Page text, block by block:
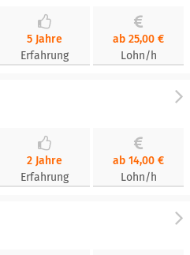
5 Jahre
Erfahrung
ab 25,00 €
Lohn/h
2 Jahre
Erfahrung
ab 14,00 €
Lohn/h